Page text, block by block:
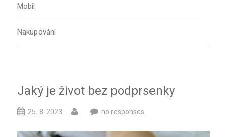
Mobil
Nakupování
Jaký je život bez podprsenky
25. 8. 2023 no responses